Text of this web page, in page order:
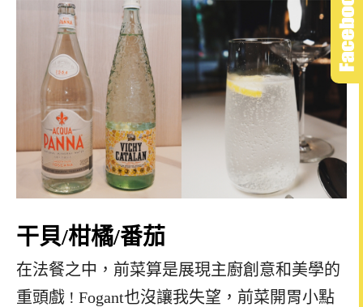
干貝/柑橘/番茄
在法餐之中，前菜算是展現主廚創意和美學的
重頭戲 ! Fogant也沒讓我失望，前菜開胃小點